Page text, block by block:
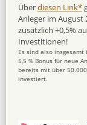
Überdiesen Link*
Anleger im August
zusätzlich +0,5%
Investitionen!
Es sind also
5,5 % Bonus für neue
bereits mit über
investiert.